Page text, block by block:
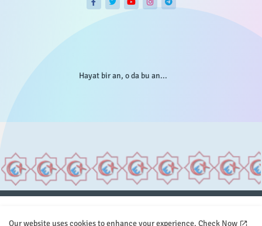
Hayat bir an, o da bu an...
Our website uses cookies to enhance your experience. Check Now